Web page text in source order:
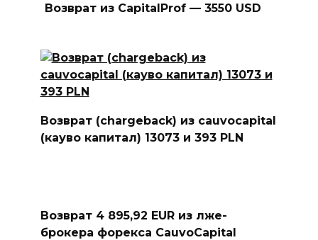
Возврат из CapitalProf — 3550 USD
Возврат (chargeback) из cauvocapital
(кауво капитал) 13073 и 393 PLN
Возврат 4 895,92 EUR из лже-
брокера форекса CauvoCapital